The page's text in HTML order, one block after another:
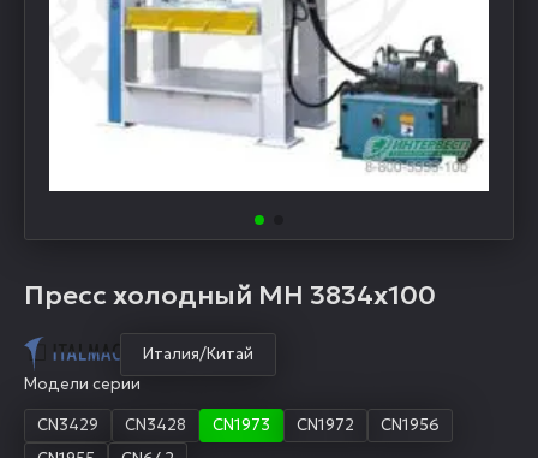
Пресс холодный MH 3834х100
Италия/Китай
Модели серии
CN3429
CN3428 CN1973 CN1972
CN1956